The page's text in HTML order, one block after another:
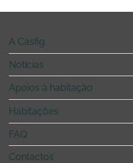
A Casfig
Notícias
Apoios à habitação
Habitações
FAQ
Contactos